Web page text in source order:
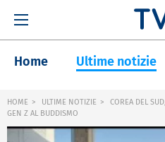
Home Ultime notizie
HOME ULTIME NOTIZIE
COREA DEL
GEN Z AL BUDDISMO